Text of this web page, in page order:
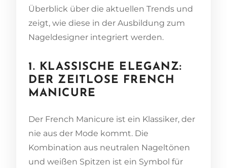
Überblick über die aktuellen Trends und
zeigt, wie diese in der Ausbildung zum
Nageldesigner integriert werden.
1. KLASSISCHE ELEGANZ:
DER ZEITLOSE FRENCH
MANICURE
Der French Manicure ist ein Klassiker, der
nie aus der Mode kommt. Die
Kombination aus neutralen Nageltönen
und weißen Spitzen ist ein Symbol für